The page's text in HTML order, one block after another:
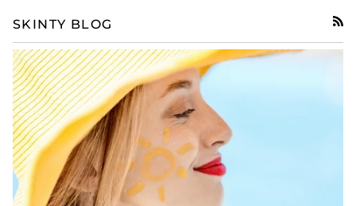
SKINTY BLOG